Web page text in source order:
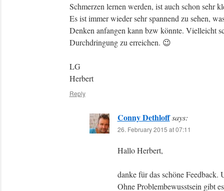
Schmerzen lernen werden, ist auch schon sehr
Es ist immer wieder sehr spannend zu sehen,
Denken anfangen kann bzw könnte. Vielleicht
Durchdringung zu erreichen. 😉
LG
Herbert
Reply
Conny Dethloff says:
26. February 2015 at 07:11
Hallo Herbert,
danke für das schöne
Ohne Problembewusstsein gibt